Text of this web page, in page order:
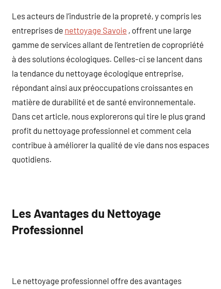
Les acteurs de l’industrie de la propreté, y compris les
entreprises de nettoyage Savoie , offrent une large
gamme de services allant de l’entretien de copropriété
à des solutions écologiques. Celles-ci se lancent dans
la tendance du nettoyage écologique entreprise,
répondant ainsi aux préoccupations croissantes en
matière de durabilité et de santé environnementale.
Dans cet article, nous explorerons qui tire le plus grand
profit du nettoyage professionnel et comment cela
contribue à améliorer la qualité de vie dans nos espaces
quotidiens.
Les Avantages du Nettoyage
Professionnel
Le nettoyage professionnel offre des avantages